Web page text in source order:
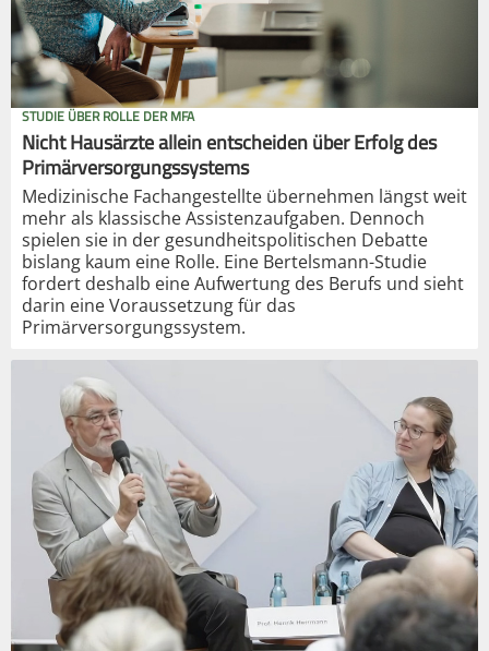
STUDIE ÜBER ROLLE DER MFA
Nicht Hausärzte allein entscheiden über Erfolg des
Primärversorgungssystems
Medizinische Fachangestellte übernehmen längst weit
mehr als klassische Assistenzaufgaben. Dennoch
spielen sie in der gesundheitspolitischen Debatte
bislang kaum eine Rolle. Eine Bertelsmann-Studie
fordert deshalb eine Aufwertung des Berufs und sieht
darin eine Voraussetzung für das
Primärversorgungssystem.